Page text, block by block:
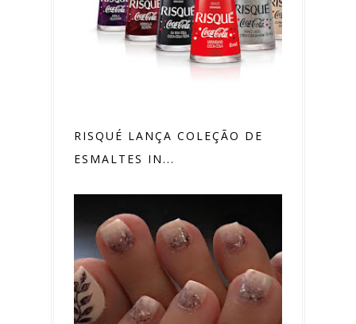
RISQUÉ LANÇA COLEÇÃO DE
ESMALTES IN...